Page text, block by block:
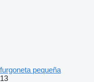
furgoneta pequeña
13